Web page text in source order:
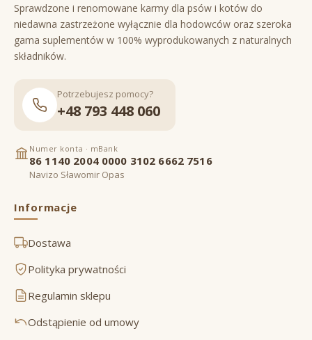
Sprawdzone i renomowane karmy dla psów i kotów do
niedawna zastrzeżone wyłącznie dla hodowców oraz szeroka
gama suplementów w 100% wyprodukowanych z naturalnych
składników.
Potrzebujesz pomocy?
+48 793 448 060
Numer konta · mBank
86 1140 2004 0000 3102 6662 7516
Navizo Sławomir Opas
Informacje
Dostawa
Polityka prywatności
Regulamin sklepu
Odstąpienie od umowy